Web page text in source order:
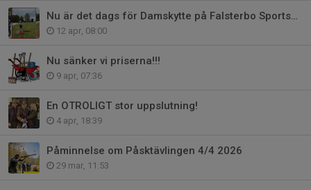
Nu är det dags för Damskytte på Falsterbo Sportskytteklubbs Hagelbana.
12 apr, 08:00
Nu sänker vi priserna!!!
9 apr, 07:36
En OTROLIGT stor uppslutning!
4 apr, 18:39
Påminnelse om Påsktävlingen 4/4 2026
29 mar, 11:53